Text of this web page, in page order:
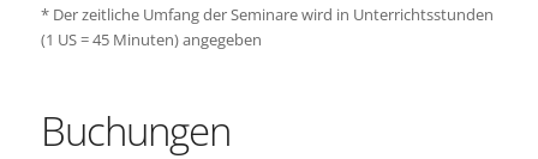
* Der zeitliche Umfang der Seminare wird in Unterrichtsstunden
(1 US = 45 Minuten) angegeben
Buchungen